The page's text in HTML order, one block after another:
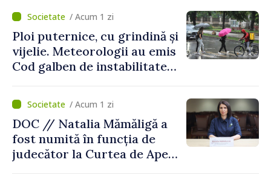
/ Acum 1 zi
Ploi puternice, cu grindină și
vijelie. Meteorologii au emis
Cod galben de instabilitate
/ Acum 1 zi
DOC // Natalia Mămăligă a
fost numită în funcția de
judecător la Curtea de Apel